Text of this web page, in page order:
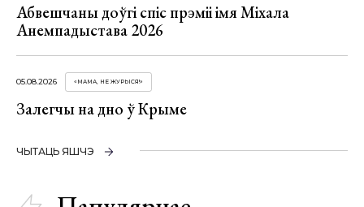
Абвешчаны доўгі спіс прэміі імя Міхала
Анемпадыстава 2026
05.08.2026 «МАМА, НЕ ЖУРЫСЯ!»
Залегчы на дно ў Крыме
ЧЫТАЦЬ ЯШЧЭ